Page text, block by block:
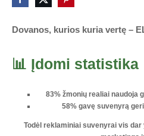
Dovanos, kurios kuria vertę –
📊 Įdomi statistika
83% žmonių realiai naudoja
58% gavę suvenyrą
Todėl reklaminiai suvenyrai vis dar